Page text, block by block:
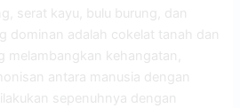
serat kayu, bulu burung, dan
dominan adalah cokelat tanah dan
melambangkan kehangatan,
antara manusia dengan
sepenuhnya dengan